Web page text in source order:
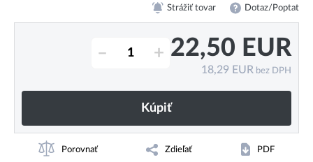
Strážiť tovar Dotaz/Poptat
– + 22,50 EUR
18,29 EUR bez DPH
Kúpiť
Porovnať Zdieľať PDF